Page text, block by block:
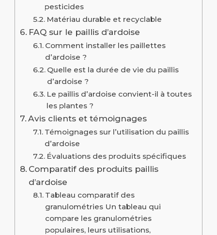
pesticides
Matériau durable et recyclable
FAQ sur le paillis d’ardoise
Comment installer les paillettes
d’ardoise ?
Quelle est la durée de vie du paillis
d’ardoise ?
Le paillis d’ardoise convient-il à toutes
les plantes ?
Avis clients et témoignages
Témoignages sur l’utilisation du paillis
d’ardoise
Évaluations des produits spécifiques
Comparatif des produits paillis
d’ardoise
Tableau comparatif des
granulométries Un tableau qui
compare les granulométries
populaires, leurs utilisations,